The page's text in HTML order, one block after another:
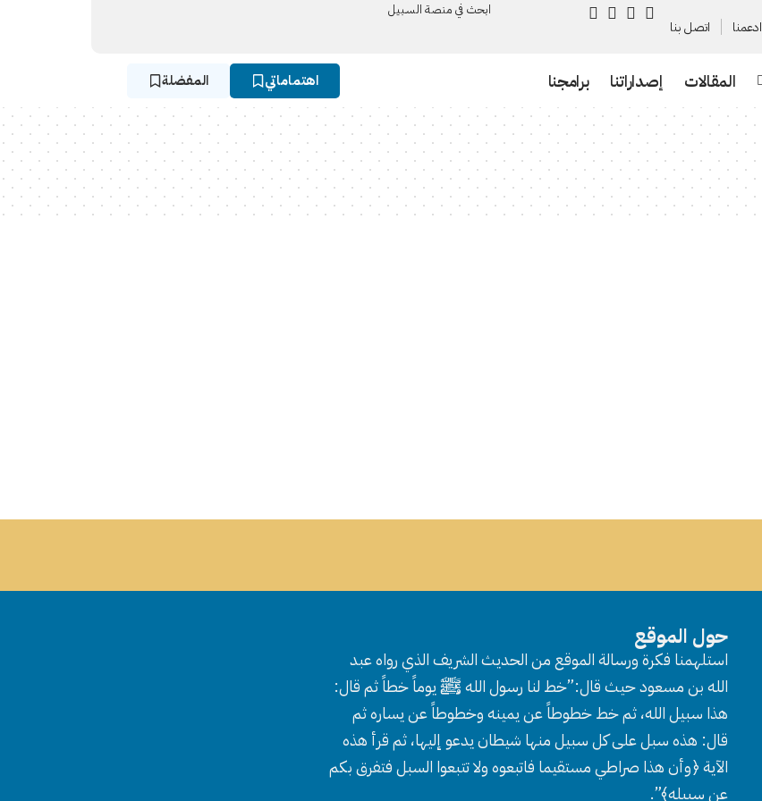
ادعمنا اتصل بنا
ابحث في منصة السـبيل
المقالات إصداراتنا برامجنا اهتماماتي المفضلة
حول الموقع
استلهمنا فكرة ورسالة الموقع من الحديث الشريف الذي رواه عبد
الله بن مسعود حيث قال:”خط لنا رسول الله ﷺ يوماً خطاً ثم قال:
هذا سبيل الله، ثم خط خطوطاً عن يمينه وخطوطاً عن يساره ثم
قال: هذه سبل على كل سبيل منها شيطان يدعو إليها، ثم قرأ هذه
الآية ﴿وأن هذا صراطي مستقيما فاتبعوه ولا تتبعوا السبل فتفرق بكم
عن سبيله﴾”.